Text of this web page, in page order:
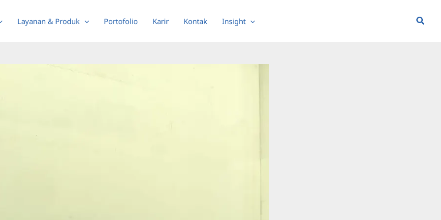
Layanan & Produk Portofolio Karir Kontak Insight